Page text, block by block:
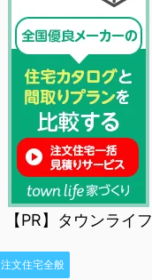
【PR】タウンライフ
注文住宅全般